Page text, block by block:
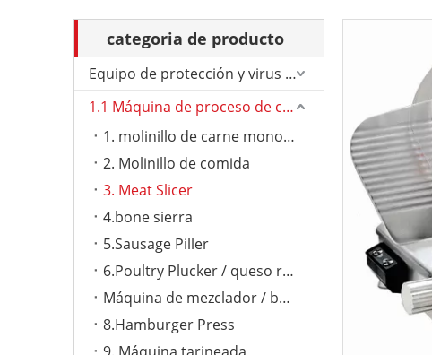
categoria de producto
Equipo de protección y virus de Corona.
1.1 Máquina de proceso de carne
1. molinillo de carne monoual
2. Molinillo de comida
3. Meat Slicer
4.bone sierra
5.Sausage Piller
6.Poultry Plucker / queso rallador
Máquina de mezclador / bolas de carne
8.Hamburger Press